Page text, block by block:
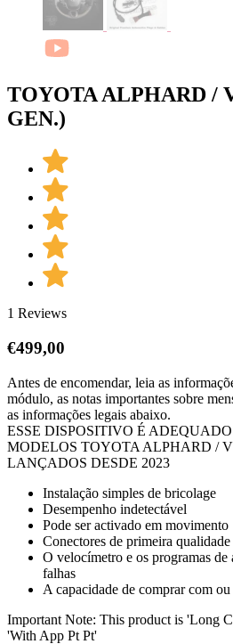
TOYOTA ALPHARD /
GEN.)
1 Reviews
€499,00
Antes de encomendar, leia as
módulo, as notas importantes sobre
as informações legais abaixo.
ESSE DISPOSITIVO É
MODELOS TOYOTA ALPHARD /
LANÇADOS DESDE 2023
Instalação simples de bricolage
Desempenho indetectável
Pode ser activado em movimento
Conectores de primeira
O velocímetro e os programas de
falhas
A capacidade de comprar com
Important Note: This product is 'Long
'With App Pt Pt'